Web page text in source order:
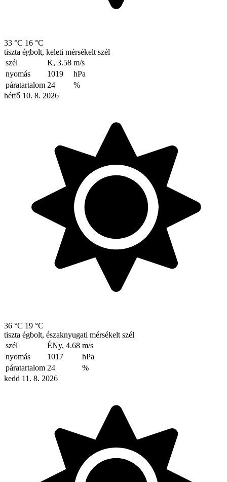
33 °C 16 °C
tiszta égbolt, keleti mérsékelt szél
szél
K, 3.58 m/s
nyomás
1019
hPa
páratartalom 24
%
hétfő 10. 8. 2026
36 °C 19 °C
tiszta égbolt, északnyugati mérsékelt szél
szél
ÉNy, 4.68 m/s
nyomás
1017
hPa
páratartalom 24
%
kedd 11. 8. 2026